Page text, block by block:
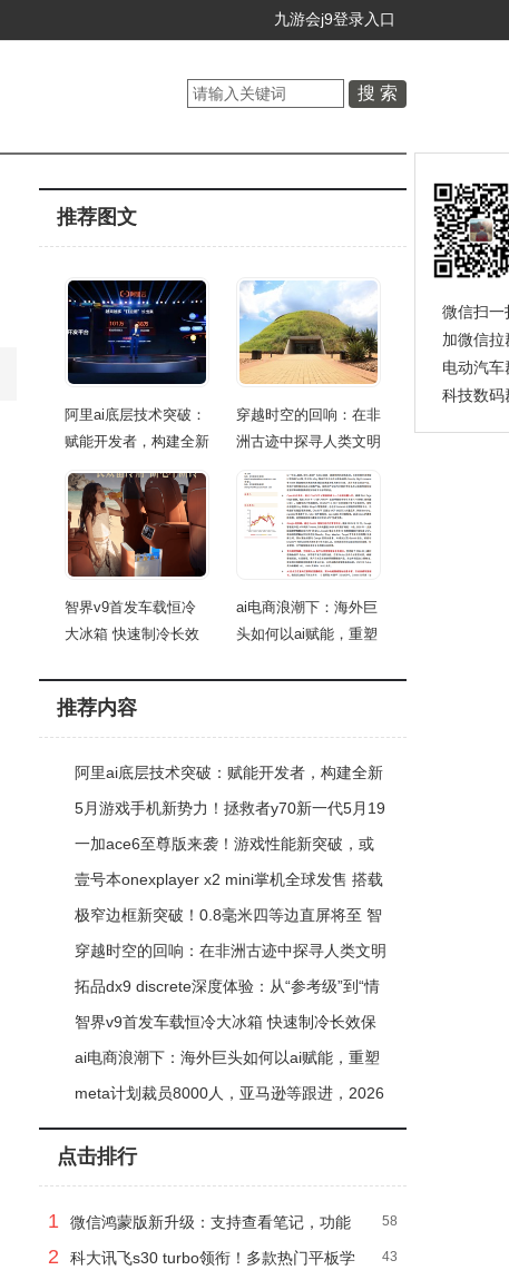
九游会j9登录入口
推荐图文
阿里ai底层技术突破：
赋能开发者，构建全新
穿越时空的回响：在非
洲古迹中探寻人类文明
智界v9首发车载恒冷
大冰箱 快速制冷长效
ai电商浪潮下：海外巨
头如何以ai赋能，重塑
推荐内容
阿里ai底层技术突破：赋能开发者，构建全新
智能商业生态圈
5月游戏手机新势力！拯救者y70新一代5月19
日发布，性能配置亮点抢先看
一加ace6至尊版来袭！游戏性能新突破，或
成玩家新宠下周见
壹号本onexplayer x2 mini掌机全球发售 搭载
amd新平台可三形态切换
极窄边框新突破！0.8毫米四等边直屏将至 智
能手机视觉体验再升级
穿越时空的回响：在非洲古迹中探寻人类文明
的起源与璀璨传承
拓品dx9 discrete深度体验：从“参考级”到“情
感派”的华丽转身
智界v9首发车载恒冷大冰箱 快速制冷长效保
冷解锁出行新体验
ai电商浪潮下：海外巨头如何以ai赋能，重塑
电商新生态？
meta计划裁员8000人，亚马逊等跟进，2026
年全球科技业裁员潮持续
点击排行
58
1
微信鸿蒙版新升级：支持查看笔记，功能
更完善了！
43
2
科大讯飞s30 turbo领衔！多款热门平板学
微信扫一
加微信拉
电动汽车
科技数码